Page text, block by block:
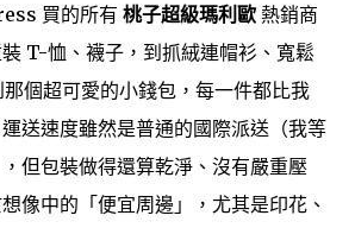
買的所有 桃子超級瑪利歐 熱銷商
T-恤、襪子，到抓絨連帽衫、寬鬆
個超可愛的小錢包，每一件都比我
送速度雖然是普通的國際派送（我等
但包裝做得還算乾淨、沒有嚴重壓
像中的「便宜周邊」，尤其是印花、